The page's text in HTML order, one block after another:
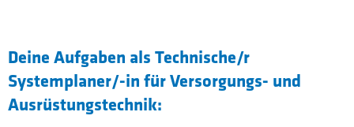
Deine Aufgaben als Technische/r
Systemplaner/-in für Versorgungs- und
Ausrüstungstechnik: